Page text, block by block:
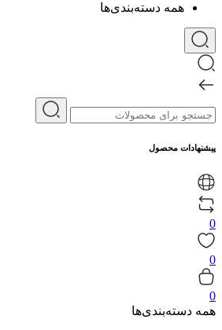
همه دسته‌بندی‌ها
پیشنهادات محصول
0
0
0
همه دسته‌بندی‌ها